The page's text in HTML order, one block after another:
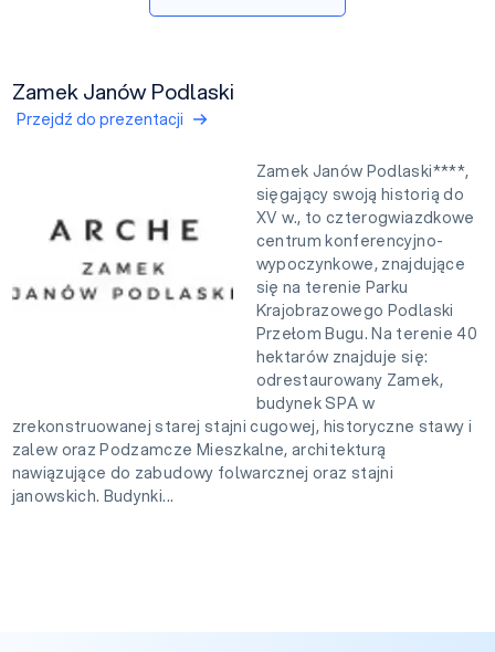
Zamek Janów Podlaski
Przejdź do prezentacji
Zamek Janów Podlaski****,
sięgający swoją historią do
XV w., to czterogwiazdkowe
centrum konferencyjno-
wypoczynkowe, znajdujące
się na terenie Parku
Krajobrazowego Podlaski
Przełom Bugu. Na terenie 40
hektarów znajduje się:
odrestaurowany Zamek,
budynek SPA w
zrekonstruowanej starej stajni cugowej, historyczne stawy i
zalew oraz Podzamcze Mieszkalne, architekturą
nawiązujące do zabudowy folwarcznej oraz stajni
janowskich. Budynki...